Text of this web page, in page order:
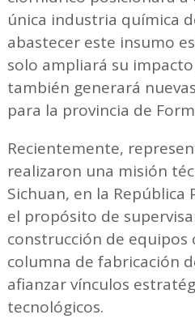
única industria química
abastecer este insumo
solo ampliará su
también generará
para la provincia de
Recientemente,
realizaron una misión
Sichuan, en la República
el propósito de
construcción de equipos
columna de fabricación
afianzar vínculos
tecnológicos.